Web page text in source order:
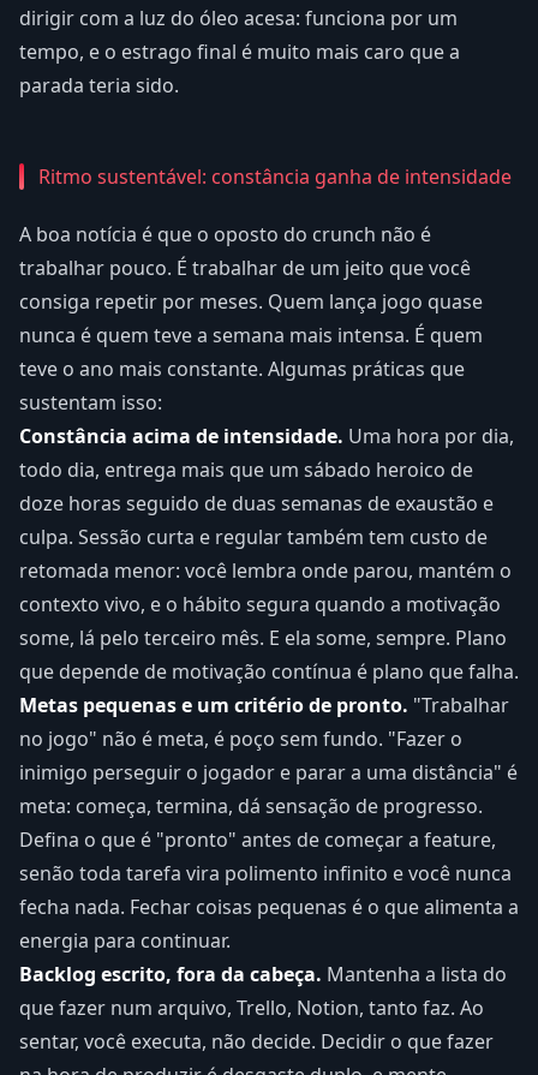
dirigir com a luz do óleo acesa: funciona por um
tempo, e o estrago final é muito mais caro que a
parada teria sido.
Ritmo sustentável: constância ganha de intensidade
A boa notícia é que o oposto do crunch não é
trabalhar pouco. É trabalhar de um jeito que você
consiga repetir por meses. Quem lança jogo quase
nunca é quem teve a semana mais intensa. É quem
teve o ano mais constante. Algumas práticas que
sustentam isso:
Constância acima de intensidade. Uma hora por dia,
todo dia, entrega mais que um sábado heroico de
doze horas seguido de duas semanas de exaustão e
culpa. Sessão curta e regular também tem custo de
retomada menor: você lembra onde parou, mantém o
contexto vivo, e o hábito segura quando a motivação
some, lá pelo terceiro mês. E ela some, sempre. Plano
que depende de motivação contínua é plano que falha.
Metas pequenas e um critério de pronto. "Trabalhar
no jogo" não é meta, é poço sem fundo. "Fazer o
inimigo perseguir o jogador e parar a uma distância" é
meta: começa, termina, dá sensação de progresso.
Defina o que é "pronto" antes de começar a feature,
senão toda tarefa vira polimento infinito e você nunca
fecha nada. Fechar coisas pequenas é o que alimenta a
energia para continuar.
Backlog escrito, fora da cabeça. Mantenha a lista do
que fazer num arquivo, Trello, Notion, tanto faz. Ao
sentar, você executa, não decide. Decidir o que fazer